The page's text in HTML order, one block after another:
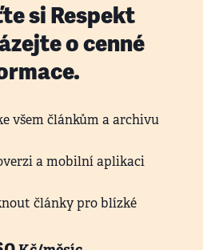
si Respekt
o cenné
všem článkům a archivu
a mobilní aplikaci
články pro blízké